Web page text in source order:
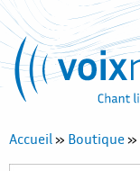
Accueil» Boutique»